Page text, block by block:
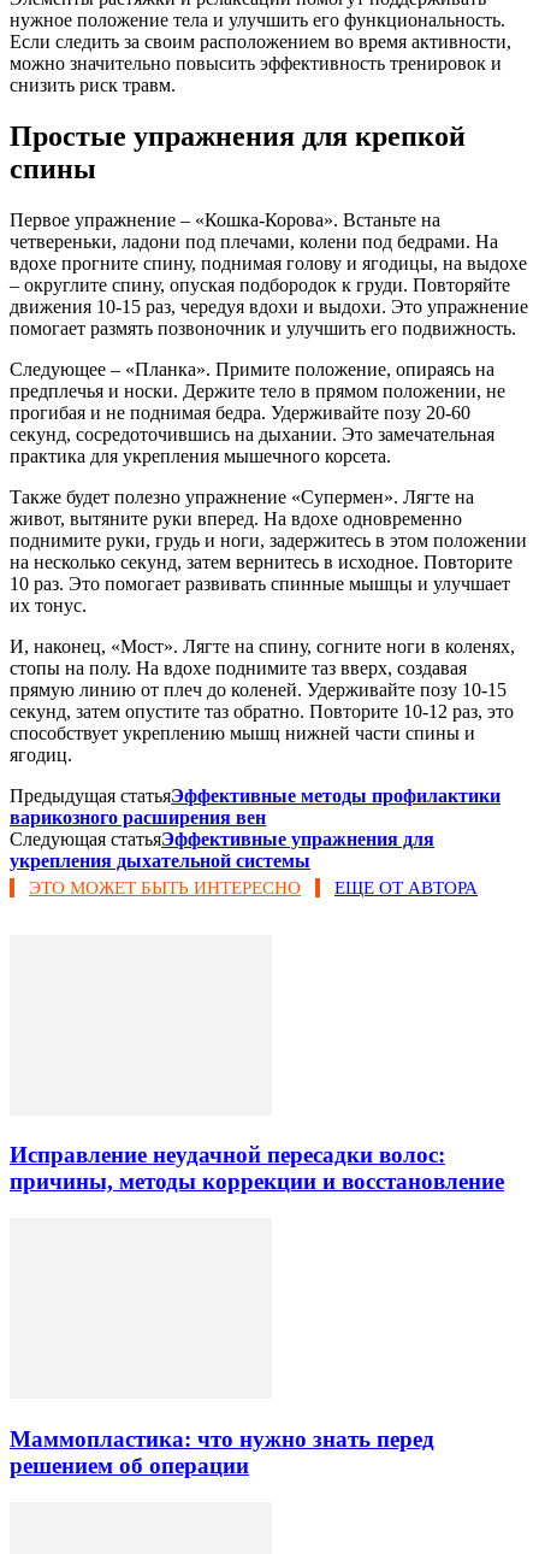
нужное положение тела и улучшить его функциональность.
Если следить за своим расположением во время активности,
можно значительно повысить эффективность тренировок и
снизить риск травм.
Простые упражнения для крепкой
спины
Первое упражнение – «Кошка-Корова». Встаньте на
четвереньки, ладони под плечами, колени под бедрами. На
вдохе прогните спину, поднимая голову и ягодицы, на выдохе
– округлите спину, опуская подбородок к груди. Повторяйте
движения 10-15 раз, чередуя вдохи и выдохи. Это упражнение
помогает размять позвоночник и улучшить его подвижность.
Следующее – «Планка». Примите положение, опираясь на
предплечья и носки. Держите тело в прямом положении, не
прогибая и не поднимая бедра. Удерживайте позу 20-60
секунд, сосредоточившись на дыхании. Это замечательная
практика для укрепления мышечного корсета.
Также будет полезно упражнение «Супермен». Лягте на
живот, вытяните руки вперед. На вдохе одновременно
поднимите руки, грудь и ноги, задержитесь в этом положении
на несколько секунд, затем вернитесь в исходное. Повторите
10 раз. Это помогает развивать спинные мышцы и улучшает
их тонус.
И, наконец, «Мост». Лягте на спину, согните ноги в коленях,
стопы на полу. На вдохе поднимите таз вверх, создавая
прямую линию от плеч до коленей. Удерживайте позу 10-15
секунд, затем опустите таз обратно. Повторите 10-12 раз, это
способствует укреплению мышц нижней части спины и
ягодиц.
Предыдущая статьяЭффективные методы профилактики
варикозного расширения вен
Следующая статьяЭффективные упражнения для
укрепления дыхательной системы
ЭТО МОЖЕТ БЫТЬ ИНТЕРЕСНО ЕЩЕ ОТ АВТОРА
Исправление неудачной пересадки волос:
причины, методы коррекции и восстановление
Маммопластика: что нужно знать перед
решением об операции